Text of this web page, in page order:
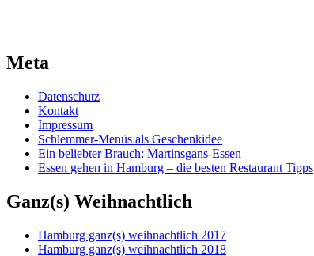
Meta
Datenschutz
Kontakt
Impressum
Schlemmer-Menüs als Geschenkidee
Ein beliebter Brauch: Martinsgans-Essen
Essen gehen in Hamburg – die besten Restaurant Tipps
Ganz(s) Weihnachtlich
Hamburg ganz(s) weihnachtlich 2017
Hamburg ganz(s) weihnachtlich 2018